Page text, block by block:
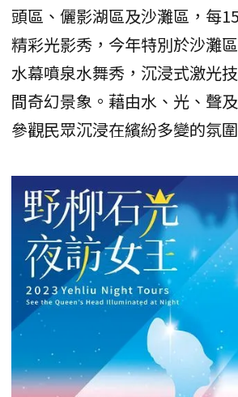
頭區、儷影湖區及沙灘區，每
精彩光影秀，今年特別於沙灘
水幕噴泉水舞秀，沉浸式激光
間奇幻景象。藉由水、光、聲
參觀民眾沉浸在繽紛多變的氛